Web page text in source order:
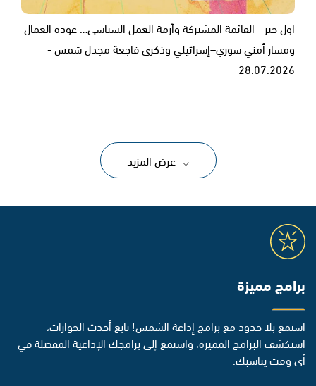
اول خبر - القائمة المشتركة وأزمة العمل السياسي… عودة العمال
ومسار أمني سوري–إسرائيلي وذكرى فاجعة مجدل شمس -
28.07.2026
عرض المزيد
برامج مميزة
استمع بلا حدود مع برامج إذاعة الشمس! تابع أحدث الحوارات،
استكشف البرامج المميزة، واستمع إلى برامجك الإذاعية المفضلة في
أي وقت يناسبك.